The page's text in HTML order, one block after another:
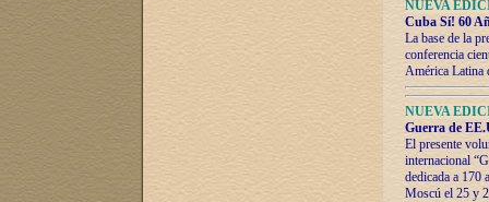
NUEVA
Cuba Sí! 60
La base de la
conferencia
América Latina
NUEVA
Guerra de
El presente
internacional
dedicada a 170
Moscú el 25 y